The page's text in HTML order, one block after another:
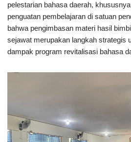
pelestarian bahasa daerah,
penguatan pembelajaran di satuan
bahwa pengimbasan materi hasil
sejawat merupakan langkah strategis
dampak program revitalisasi bahasa